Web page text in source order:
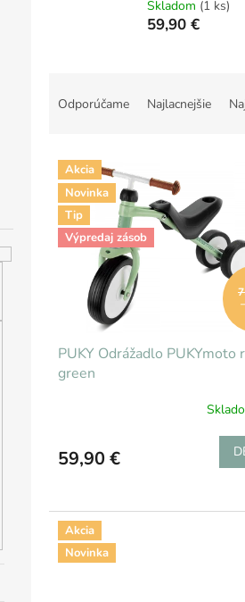
Skladom (1 ks)
59,90 €
p
Odporúčame Najlacnejšie
V
p
Akcia
Novinka
Tip
Výpredaj zásob
PUKY Odrážadlo PUKYmoto
green
59,90 €
Akcia
Novinka